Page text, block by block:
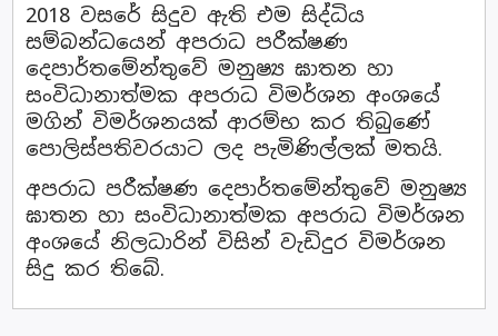
2018 වසරේ සිදුව ඇති එම සිද්ධිය
සම්බන්ධයෙන් අපරාධ පරීක්ෂණ
දෙපාර්තමේන්තුවේ මනුෂ්‍ය ඝාතන හා
සංවිධානාත්මක අපරාධ විමර්ශන අංශයේ
මගින් විමර්ශනයක් ආරම්භ කර තිබුණේ
පොලිස්පතිවරයාට ලද පැමිණිල්ලක් මතයි.
අපරාධ පරීක්ෂණ දෙපාර්තමේන්තුවේ මනුෂ්‍ය
ඝාතන හා සංවිධානාත්මක අපරාධ විමර්ශන
අංශයේ නිලධාරින් විසින් වැඩිදුර විමර්ශන
සිදු කර තිබේ.